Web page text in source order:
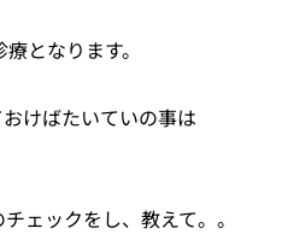
となります。
けばたいていの事は
ェックをし、教えて。。